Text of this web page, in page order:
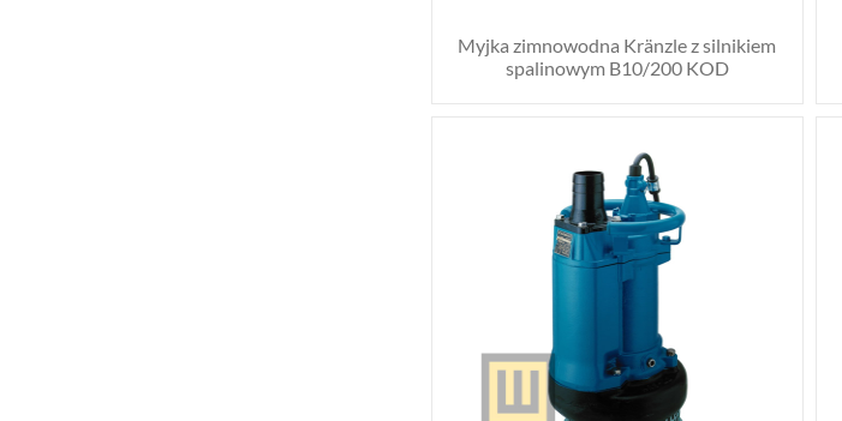
Myjka zimnowodna Kränzle z silnikiem
spalinowym B10/200 KOD